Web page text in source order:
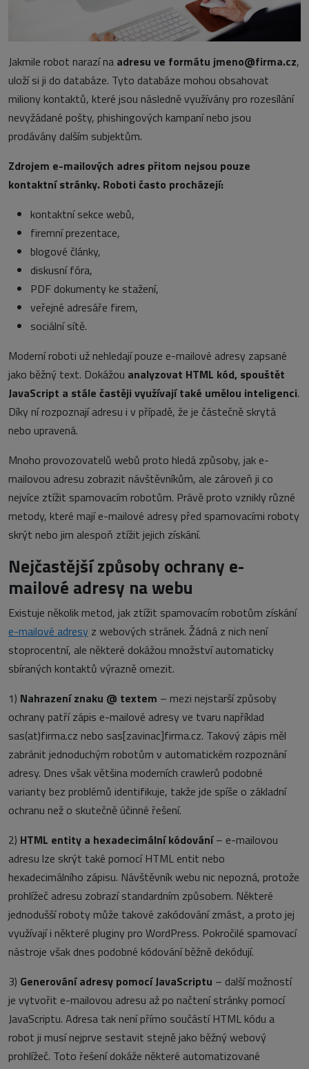
Jakmile robot narazí na adresu ve formátu jmeno@firma.cz,
uloží si ji do databáze. Tyto databáze mohou obsahovat
miliony kontaktů, které jsou následně využívány pro rozesílání
nevyžádané pošty, phishingových kampaní nebo jsou
prodávány dalším subjektům.
Zdrojem e-mailových adres přitom nejsou pouze
kontaktní stránky. Roboti často procházejí:
kontaktní sekce webů,
firemní prezentace,
blogové články,
diskusní fóra,
PDF dokumenty ke stažení,
veřejné adresáře firem,
sociální sítě.
Moderní roboti už nehledají pouze e-mailové adresy zapsané
jako běžný text. Dokážou analyzovat HTML kód, spouštět
JavaScript a stále častěji využívají také umělou inteligenci.
Díky ní rozpoznají adresu i v případě, že je částečně skrytá
nebo upravená.
Mnoho provozovatelů webů proto hledá způsoby, jak e-
mailovou adresu zobrazit návštěvníkům, ale zároveň ji co
nejvíce ztížit spamovacím robotům. Právě proto vznikly různé
metody, které mají e-mailové adresy před spamovacími roboty
skrýt nebo jim alespoň ztížit jejich získání.
Nejčastější způsoby ochrany e-
mailové adresy na webu
Existuje několik metod, jak ztížit spamovacím robotům získání
e-mailové adresy z webových stránek. Žádná z nich není
stoprocentní, ale některé dokážou množství automaticky
sbíraných kontaktů výrazně omezit.
1) Nahrazení znaku @ textem – mezi nejstarší způsoby
ochrany patří zápis e-mailové adresy ve tvaru například
sas(at)firma.cz nebo sas[zavinac]firma.cz. Takový zápis měl
zabránit jednoduchým robotům v automatickém rozpoznání
adresy. Dnes však většina moderních crawlerů podobné
varianty bez problémů identifikuje, takže jde spíše o základní
ochranu než o skutečně účinné řešení.
2) HTML entity a hexadecimální kódování– e-mailovou
adresu lze skrýt také pomocí HTML entit nebo
hexadecimálního zápisu. Návštěvník webu nic nepozná, protože
prohlížeč adresu zobrazí standardním způsobem. Některé
jednodušší roboty může takové zakódování zmást, a proto jej
využívají i některé pluginy pro WordPress. Pokročilé spamovací
nástroje však dnes podobné kódování běžně dekódují.
3) Generování adresy pomocí JavaScriptu – další možností
je vytvořit e-mailovou adresu až po načtení stránky pomocí
JavaScriptu. Adresa tak není přímo součástí HTML kódu a
robot ji musí nejprve sestavit stejně jako běžný webový
prohlížeč. Toto řešení dokáže některé automatizované